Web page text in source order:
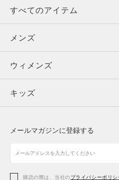
すべてのアイテム
メンズ
ウィメンズ
キッズ
アクセサリー
メンズ
トップス
ボトムス
アクセサリー
ウィメンズ
トップス
シューズ
アクセサリー
キッズ
シューズ
メールマガジンに登録する
購読の際は、当社のプライバシーポリシ